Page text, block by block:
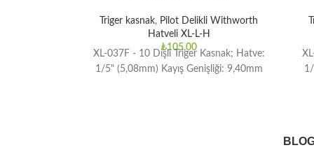
Triger kasnak, Pilot Delikli Withworth
Hatveli XL-L-H
₺105,00
XL-037F - 10 Dişli Triger Kasnak; Hatve:
1/5" (5,08mm) Kayış Genişliği: 9,40mm